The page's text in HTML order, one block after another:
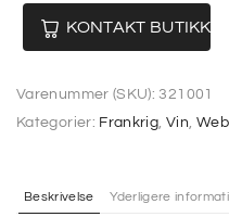
KONTAKT BUTIKKEN
Varenummer (SKU): 321001
Kategorier: Frankrig, Vin,
Beskrivelse Yderligere